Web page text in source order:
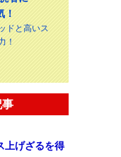
！
ドと高いス
！
事
上げざるを得